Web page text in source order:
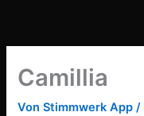
springen
Camillia
VonStimmwerk App/